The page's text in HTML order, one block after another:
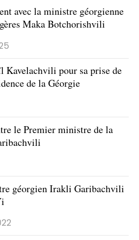
avec la ministre géorgienne
Maka Botchorishvili
pour sa prise de
de la Géorgie
le Premier ministre de la
géorgien Irakli Garibachvili